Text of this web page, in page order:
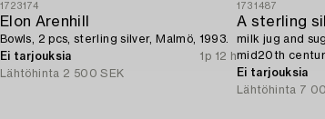
1723174
Elon Arenhill
Bowls, 2 pcs, sterling silver, Malmö, 1993.
Ei tarjouksia
1p 12 h
Lähtöhinta 2 500 SEK
1731487
A sterling
milk jug and
mid20th
Ei tarjouksia
Lähtöhinta 7